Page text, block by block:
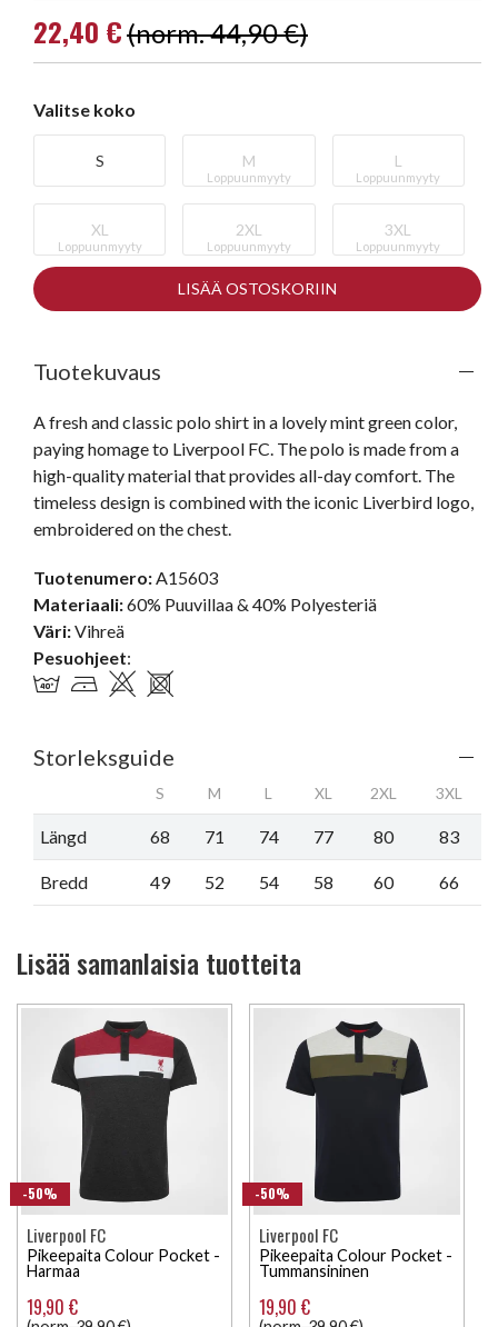
22,40 €(norm. 44,90 €)
Valitse koko
S M
Loppuunmyyty
L
Loppuunmyyty
XL
Loppuunmyyty
2XL
Loppuunmyyty
3XL
Loppuunmyyty
LISÄÄ OSTOSKORIIN
Tuotekuvaus
A fresh and classic polo shirt in a lovely mint green color,
paying homage to Liverpool FC. The polo is made from a
high-quality material that provides all-day comfort. The
timeless design is combined with the iconic Liverbird logo,
embroidered on the chest.
Tuotenumero:A15603
Materiaali:60% Puuvillaa & 40% Polyesteriä
Väri:Vihreä
Pesuohjeet:
Storleksguide
S M L XL 2XL 3XL
Längd 68 71 74 77 80 83
Bredd 49 52 54 58 60 66
Lisää samanlaisia tuotteita
-50%
Liverpool FC
Pikeepaita Colour Pocket -
Harmaa
19,90 €
-50%
Liverpool FC
Pikeepaita Colour Pocket -
Tummansininen
19,90 €